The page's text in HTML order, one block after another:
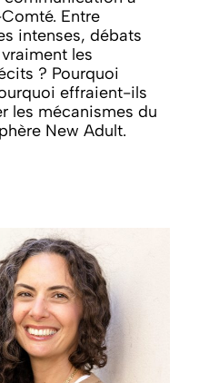
Entre
intenses, débats
les
? Pourquoi
effraient-ils
les mécanismes du
New Adult.